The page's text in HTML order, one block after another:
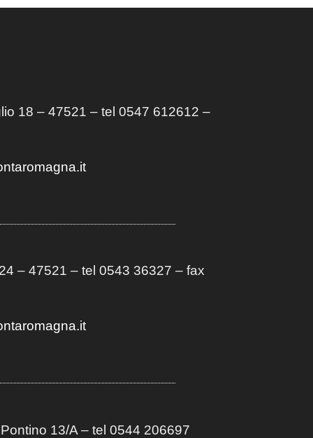
18 – 47521 – tel 0547 612612 –
– 47521 – tel 0543 36327 – fax
13/A– tel 0544 206697